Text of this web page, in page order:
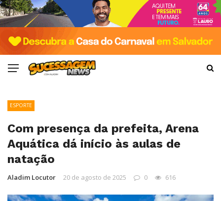
ESPORTE
Com presença da prefeita, Arena
Aquática dá início às aulas de
natação
Aladim Locutor 20 de agosto de 2025 0 616